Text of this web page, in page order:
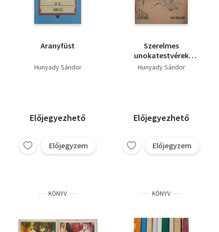
Aranyfüst
Hunyady Sándor
Előjegyezhető
Előjegyzem
Szerelmes
unokatestvérek
(Százezrek Könyve)
Hunyady Sándor
Előjegyezhető
Előjegyzem
KÖNYV KÖNYV